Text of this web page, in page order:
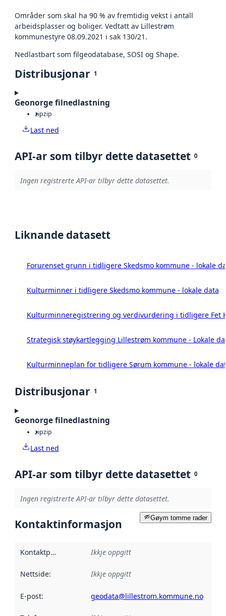
Områder som skal ha 90 % av fremtidig vekst i antall
arbeidsplasser og boliger. Vedtatt av Lillestrøm
kommunestyre 08.09.2021 i sak 130/21.
Nedlastbart som filgeodatabase, SOSI og Shape.
Distribusjonar 1
Geonorge filnedlastning
zipzip
Last ned
API-ar som tilbyr dette datasettet 0
Ingen registrerte API-ar tilbyr dette datasettet.
Liknande datasett
Forurenset grunn i tidligere Skedsmo kommune - lokale
Kulturminner i tidligere Skedsmo kommune - lokale data
Kulturminneregistrering og verdivurdering i tidligere Fet
Strategisk støykartlegging Lillestrøm kommune - Lokale
Kulturminneplan for tidligere Sørum kommune - lokale
Distribusjonar 1
Geonorge filnedlastning
zipzip
Last ned
API-ar som tilbyr dette datasettet 0
Ingen registrerte API-ar tilbyr dette datasettet.
Gøym tomme rader
Kontaktinformasjon
Kontaktpunkt Ikkje oppgitt
Nettside: Ikkje oppgitt
E-post: geodata@lillestrom.kommune.no